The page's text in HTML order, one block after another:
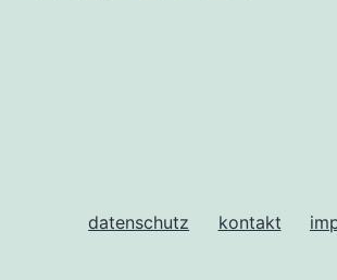
datenschutz kontakt